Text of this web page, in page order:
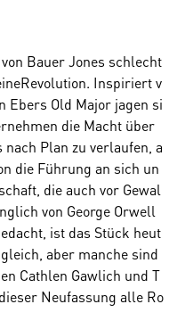
Bauer Jones schlecht
Inspiriert v
Ebers Old Major jagen si
die Macht über
Plan zu verlaufen, a
die Führung an sich un
die auch vor Gewal
von George Orwell
ist das Stück heut
aber manche sind
Cathlen Gawlich und T
Neufassung alle Ro